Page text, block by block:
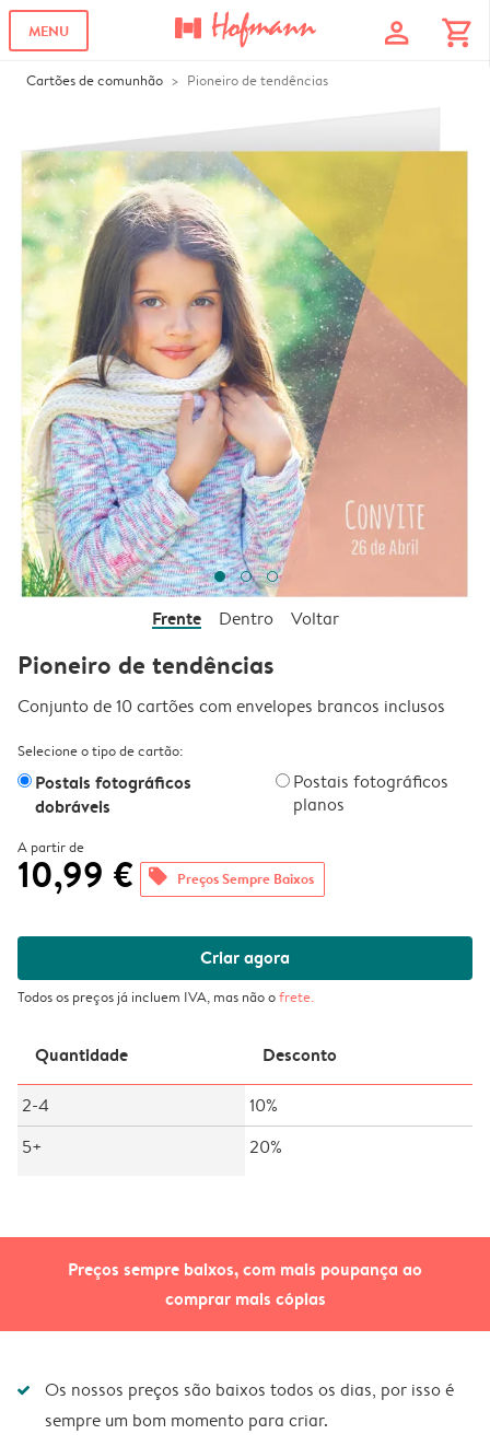
MENU profile shopping_cart
Cartões de comunhão Pioneiro de tendências
Preços sempre baixos, com mais poupança ao
comprar mais cópias
Frente Dentro Voltar
Pioneiro de tendências
Conjunto de 10 cartões com envelopes brancos inclusos
Selecione o tipo de cartão:
Postais fotográficos
dobráveis
Postais fotográficos
planos
A partir de
10,99 € offers Preços Sempre Baixos
Criar agora
Todos os preços já incluem IVA, mas não ofrete.
Quantidade Desconto
2-4
10%
5+
20%
Os nossos preços são baixos todos os dias, por isso é
sempre um bom momento para criar.